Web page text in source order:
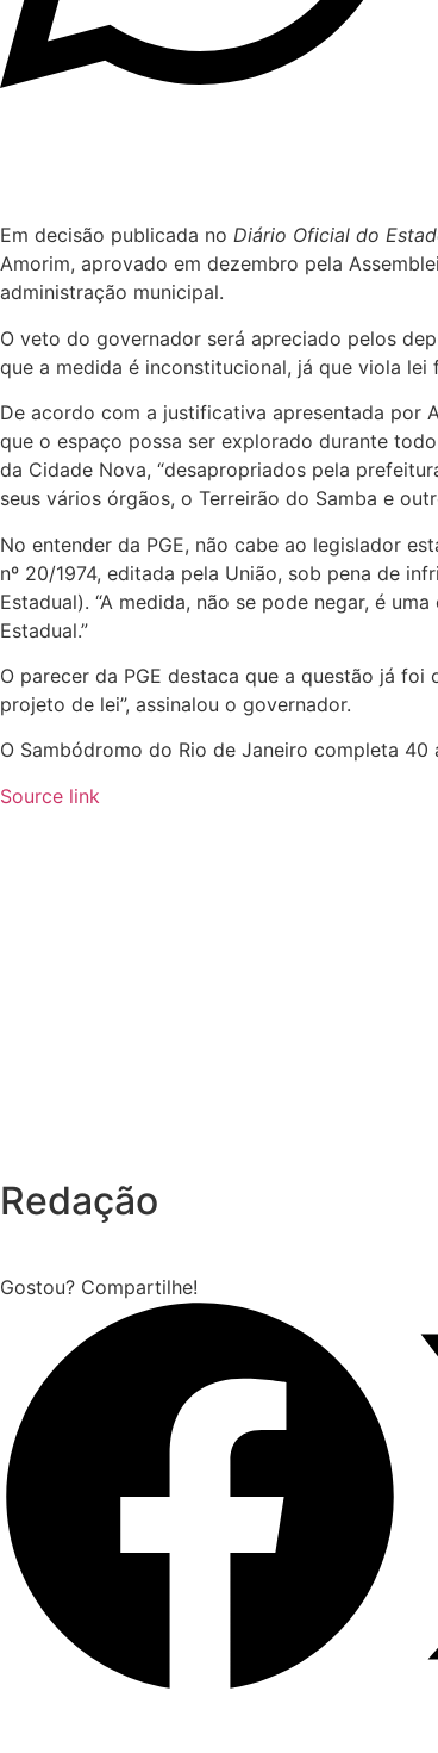
Em decisão publicada no Diário Oficial do
Amorim, aprovado em dezembro pela
administração municipal.
O veto do governador será apreciado pelos
que a medida é inconstitucional, já que viola lei
De acordo com a justificativa apresentada por
que o espaço possa ser explorado durante
da Cidade Nova, “desapropriados pela
seus vários órgãos, o Terreirão do Samba e
No entender da PGE, não cabe ao legislador
nº 20/1974, editada pela União, sob pena de
Estadual). “A medida, não se pode negar, é
Estadual.”
O parecer da PGE destaca que a questão já
projeto de lei”, assinalou o governador.
O Sambódromo do Rio de Janeiro completa 40
Source link
Redação
Gostou? Compartilhe!